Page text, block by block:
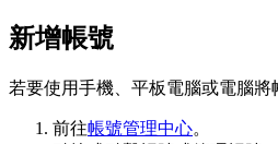
新增帳號
若要使用手機、平板電腦或電腦將
前往帳號管理中心。